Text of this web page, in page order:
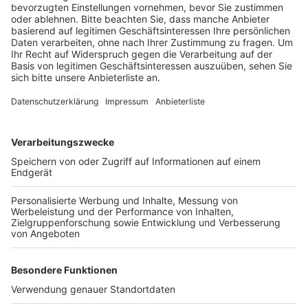
Veröffentlicht:Donnerstag, 25.06.2020 11:53
Anzeige
der Gegenrichtung zeitgleich der Transporter kam. Die
und übersah den von links kommenden Transporter, der
zwar noch abbremste, aber die Frau erfasste. Die 60-
Jährige wurde schwer verletzt ins Krankenhaus
gebracht. Der Fahrer des Transporters blieb
unverletzt.
Anzeige